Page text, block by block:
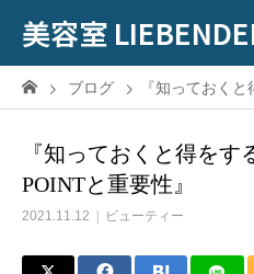
美容室
ブログ 『知っておくと得を
『知っておくと得を
POINTと重要性』
2021.11.12 ビューティー